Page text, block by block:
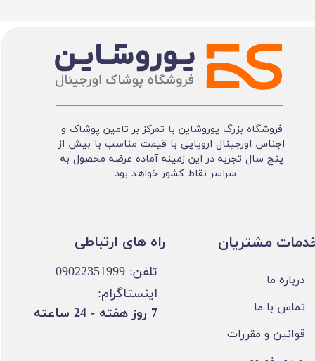
فروشگاه بزرگ یوروشاین با تمرکز بر تامین پوشاک و
اجناس اورجینال اروپایی با قیمت مناسب با بیش از
پنج سال تجربه در این زمینه آماده عرضه محصول به
سراسر نقاط کشور خواهد بود
مشتریان
درباره ما
تماس با ما
قوانین و مقررات
تلفن: 09022351999
اینستاگرام:
​7 روز هفته - 24 ساعته ​​​​​​​
​​راه های ارتباطی